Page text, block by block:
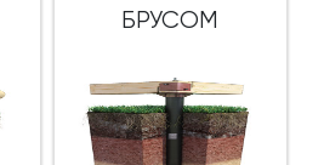
БРУСОМ